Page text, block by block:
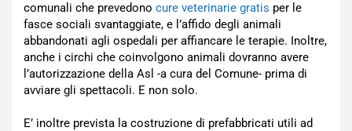
comunali che prevedono cure veterinarie gratis per le
fasce sociali svantaggiate, e l’affido degli animali
abbandonati agli ospedali per affiancare le terapie. Inoltre,
anche i circhi che coinvolgono animali dovranno avere
l’autorizzazione della Asl -a cura del Comune- prima di
avviare gli spettacoli. E non solo.
E’ inoltre prevista la costruzione di prefabbricati utili ad